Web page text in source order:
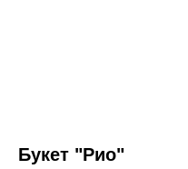
Букет "Рио"